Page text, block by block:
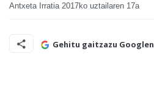
Antxeta Irratia 2017ko uztailaren 17a
Gehitu gaitzazu Googlen